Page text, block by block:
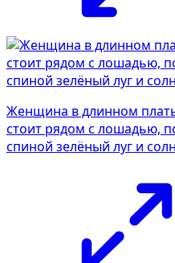
Женщина в длинном
стоит рядом с лошадью,
спиной зелёный луг и